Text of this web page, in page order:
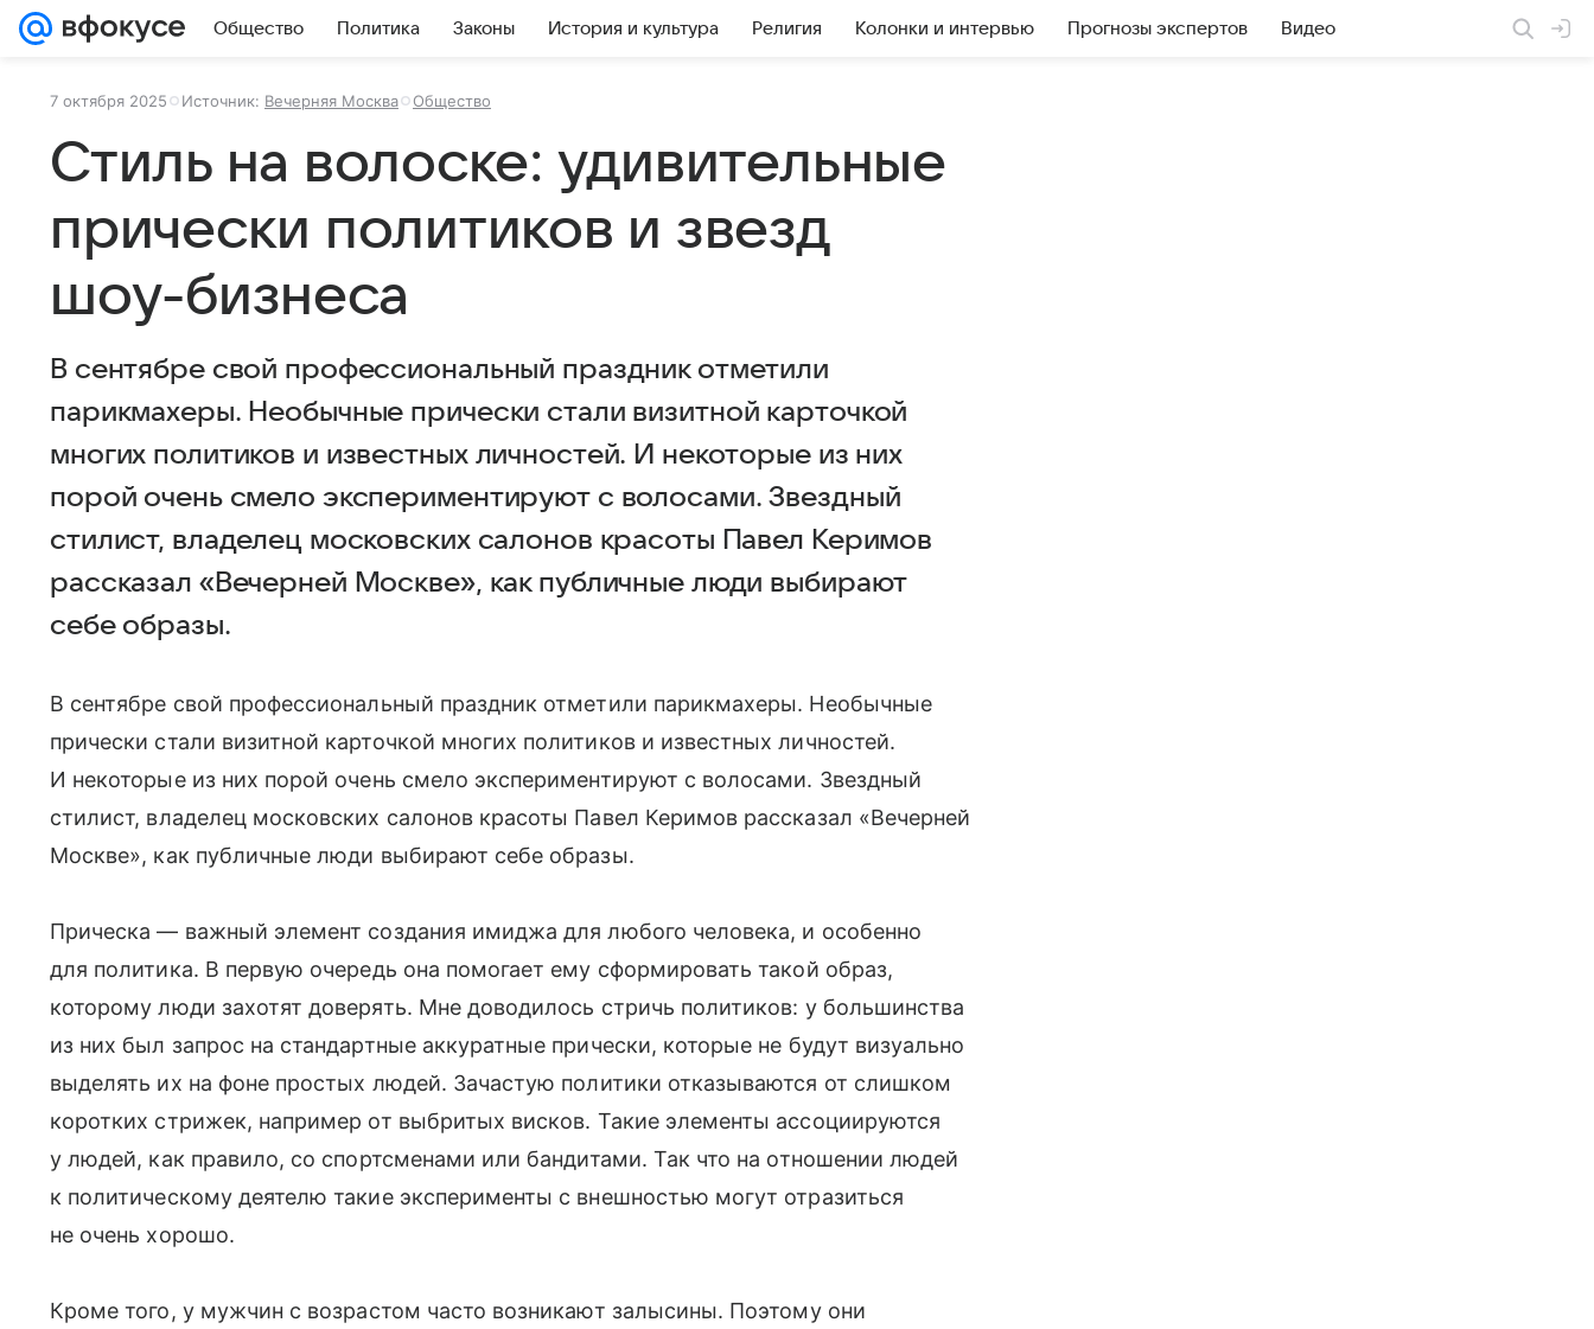
Общество Политика Законы История и культура Религия Колонки и интервью Прогнозы экспертов Видео
7 октября 2025 Источник: Вечерняя Москва Общество
Стиль на волоске: удивительные
прически политиков и звезд
шоу-бизнеса
В сентябре свой профессиональный праздник отметили
парикмахеры. Необычные прически стали визитной карточкой
многих политиков и известных личностей. И некоторые из них
порой очень смело экспериментируют с волосами. Звездный
стилист, владелец московских салонов красоты Павел Керимов
рассказал «Вечерней Москве», как публичные люди выбирают
себе образы.
В сентябре свой профессиональный праздник отметили парикмахеры. Необычные
прически стали визитной карточкой многих политиков и известных личностей.
И некоторые из них порой очень смело экспериментируют с волосами. Звездный
стилист, владелец московских салонов красоты Павел Керимов рассказал «Вечерней
Москве», как публичные люди выбирают себе образы.
Прическа — важный элемент создания имиджа для любого человека, и особенно
для политика. В первую очередь она помогает ему сформировать такой образ,
которому люди захотят доверять. Мне доводилось стричь политиков: у большинства
из них был запрос на стандартные аккуратные прически, которые не будут визуально
выделять их на фоне простых людей. Зачастую политики отказываются от слишком
коротких стрижек, например от выбритых висков. Такие элементы ассоциируются
у людей, как правило, со спортсменами или бандитами. Так что на отношении людей
к политическому деятелю такие эксперименты с внешностью могут отразиться
не очень хорошо.
Кроме того, у мужчин с возрастом часто возникают залысины. Поэтому они